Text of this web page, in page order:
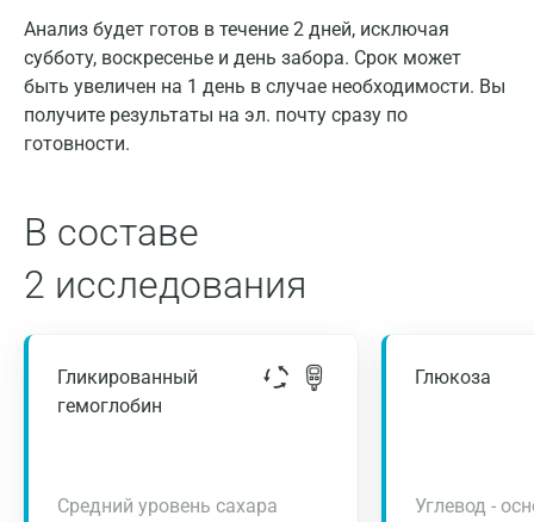
Анализ будет готов в течение 2 дней, исключая
субботу, воскресенье и день забора. Срок может
быть увеличен на 1 день в случае необходимости. Вы
получите результаты на эл. почту сразу по
готовности.
В составе
2 исследования
Гликированный
гемоглобин
Средний уровень сахара
Глюкоза
Углевод -